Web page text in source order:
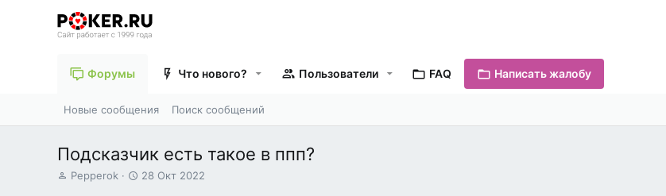
Форумы Что нового? Пользователи FAQ Написать жалобу
Новые сообщения Поиск сообщений
Подсказчик есть такое в ппп?
А
Pepperok
Д
28 Окт 2022